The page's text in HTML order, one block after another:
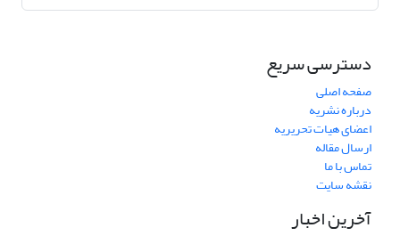
دسترسی سریع
صفحه اصلی
درباره نشریه
اعضای هیات تحریریه
ارسال مقاله
تماس با ما
نقشه سایت
آخرین اخبار